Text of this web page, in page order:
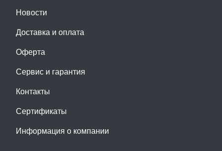
Новости
Доставка и оплата
Оферта
Сервис и гарантия
Контакты
Сертификаты
Информация о компании